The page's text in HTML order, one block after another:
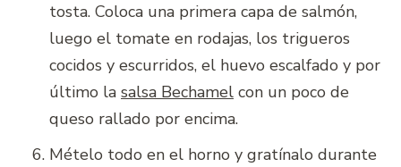
tosta. Coloca una primera capa de salmón,
luego el tomate en rodajas, los trigueros
cocidos y escurridos, el huevo escalfado y por
último la salsa Bechamel con un poco de
queso rallado por encima.
Mételo todo en el horno y gratínalo durante